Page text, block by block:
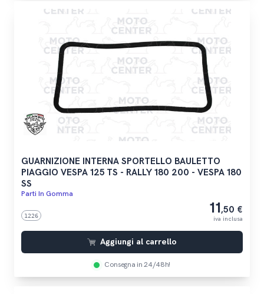
GUARNIZIONE INTERNA SPORTELLO BAULETTO
PIAGGIO VESPA 125 TS - RALLY 180 200 - VESPA 180
SS
Parti In Gomma
1226 11,50 €
iva inclusa
Aggiungi al carrello
Consegna in 24/48h!